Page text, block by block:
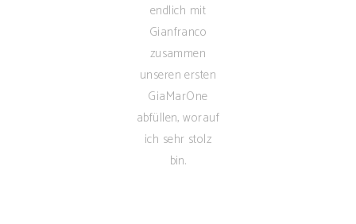
endlich mit
Gianfranco
zusammen
unseren ersten
GiaMarOne
abfüllen, worauf
ich sehr stolz
bin.